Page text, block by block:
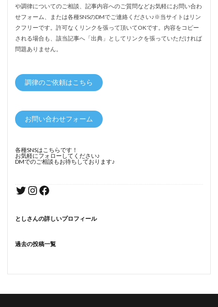
や調律についてのご相談、記事内容へのご質問などお気軽にお問い合わ
せフォーム、または各種SNSのDMでご連絡ください♪※当サイトはリン
クフリーです。許可なくリンクを張って頂いてOKです。内容をコピー
される場合も、該当記事へ「出典」としてリンクを張っていただければ
問題ありません。
調律のご依頼はこちら
お問い合わせフォーム
各種SNSはこちらです！
お気軽にフォローしてください♪
DMでのご相談もお待ちしております♪
としさんの詳しいプロフィール
過去の投稿一覧